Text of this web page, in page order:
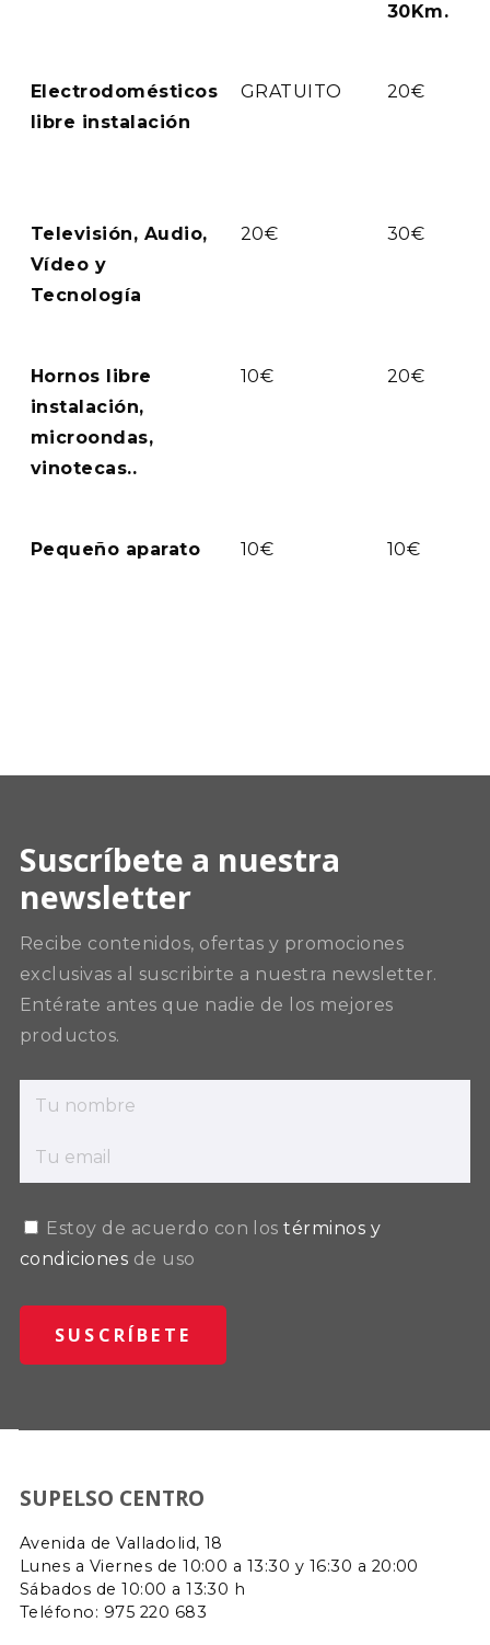
30Km.
Electrodomésticos
libre instalación
GRATUITO 20€
Televisión, Audio,
Vídeo y
Tecnología
20€ 30€
Hornos libre
instalación,
microondas,
vinotecas..
10€ 20€
Pequeño aparato 10€ 10€
Suscríbete a nuestra
newsletter
Recibe contenidos, ofertas y promociones
exclusivas al suscribirte a nuestra newsletter.
Entérate antes que nadie de los mejores
productos.
Estoy de acuerdo con lostérminos y
condiciones de uso
SUPELSO CENTRO
Avenida de Valladolid, 18
Lunes a Viernes de 10:00 a 13:30 y 16:30 a 20:00
Sábados de 10:00 a 13:30 h
Teléfono: 975 220 683